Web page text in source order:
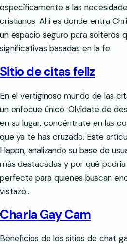
específicamente a las
cristianos. Ahí es donde entra
un espacio seguro para solteros
significativas basadas en la fe.
Sitio de citas feliz
En el vertiginoso mundo de las
un enfoque único. Olvídate de
en su lugar, concéntrate en las
que ya te has cruzado. Este
Happn, analizando su base de
más destacadas y por qué
perfecta para quienes buscan
vistazo…
Charla Gay Cam
Beneficios de los sitios de chat